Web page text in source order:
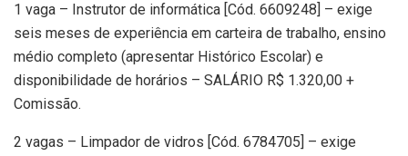
1 vaga – Instrutor de informática [Cód. 6609248] – exige
seis meses de experiência em carteira de trabalho, ensino
médio completo (apresentar Histórico Escolar) e
disponibilidade de horários – SALÁRIO R$ 1.320,00 +
Comissão.
2 vagas – Limpador de vidros [Cód. 6784705] – exige